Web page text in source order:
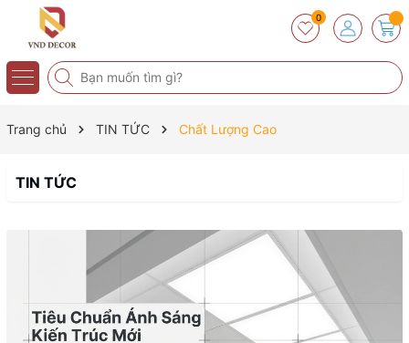
0
Trang chủ TIN TỨC Chất Lượng Cao
TIN TỨC